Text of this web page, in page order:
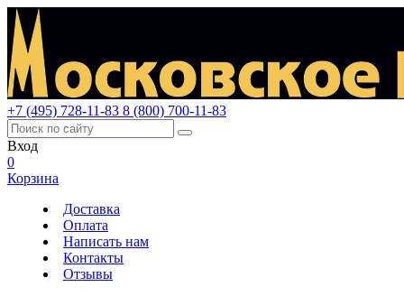
+7 (495) 728-11-83 8 (800) 700-11-83
Вход
0
Корзина
Доставка
Оплата
Написать нам
Контакты
Отзывы